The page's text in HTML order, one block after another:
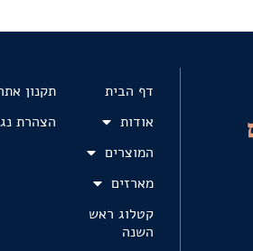
דף הבית
אודות
המוצרים
מארזים
קטלוג ראש
השנה
תקנון
הצהרת